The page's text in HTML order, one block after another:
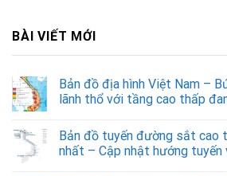
BÀI VIẾT MỚI
Bản đồ địa hình Việt Nam –
lãnh thổ với tầng cao thấp
Bản đồ tuyến đường sắt cao
nhất – Cập nhật hướng tuyến